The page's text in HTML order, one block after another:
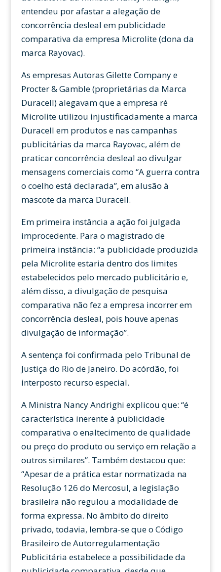
entendeu por afastar a alegação de
concorrência desleal em publicidade
comparativa da empresa Microlite (dona da
marca Rayovac).
As empresas Autoras Gilette Company e
Procter & Gamble (proprietárias da Marca
Duracell) alegavam que a empresa ré
Microlite utilizou injustificadamente a marca
Duracell em produtos e nas campanhas
publicitárias da marca Rayovac, além de
praticar concorrência desleal ao divulgar
mensagens comerciais como “A guerra contra
o coelho está declarada”, em alusão à
mascote da marca Duracell.
Em primeira instância a ação foi julgada
improcedente. Para o magistrado de
primeira instância: “a publicidade produzida
pela Microlite estaria dentro dos limites
estabelecidos pelo mercado publicitário e,
além disso, a divulgação de pesquisa
comparativa não fez a empresa incorrer em
concorrência desleal, pois houve apenas
divulgação de informação”.
A sentença foi confirmada pelo Tribunal de
Justiça do Rio de Janeiro. Do acórdão, foi
interposto recurso especial.
A Ministra Nancy Andrighi explicou que: “é
característica inerente à publicidade
comparativa o enaltecimento de qualidade
ou preço do produto ou serviço em relação a
outros similares”. Também destacou que:
“Apesar de a prática estar normatizada na
Resolução 126 do Mercosul, a legislação
brasileira não regulou a modalidade de
forma expressa. No âmbito do direito
privado, todavia, lembra-se que o Código
Brasileiro de Autorregulamentação
Publicitária estabelece a possibilidade da